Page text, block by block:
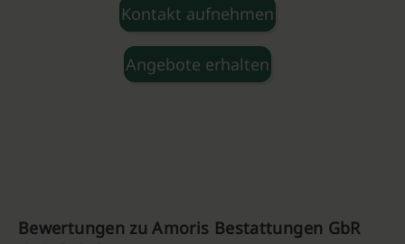
Kontakt aufnehmen
Angebote erhalten
Bewertungen zu Amoris Bestattungen GbR